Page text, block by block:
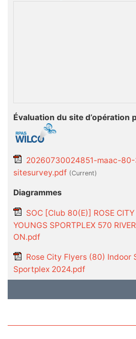
Évaluation du site d’opération
20260730024851-maac-
sitesurvey.pdf (current)
Diagrammes
SOC [Club 80(E)] ROSE
YOUNGS SPORTPLEX 570
ON.pdf
Rose City Flyers (80) Indoor
Sportplex 2024.pdf